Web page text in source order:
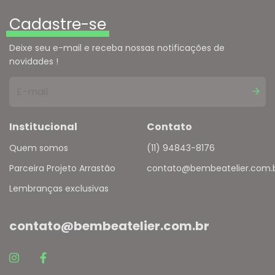
Cadastre-se
Deixe seu e-mail e receba nossas notificações de
novidades !
Institucional
Quem somos
Parceira Projeto Arrastão
Lembranças exclusivas
Contato
(11) 94843-8176
contato@bembeatelier.com.br